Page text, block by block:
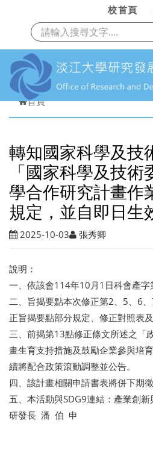
跳到主要內容
校首頁
上一頁
首頁
轉知國家科學及技
「國家科學及技
學合作研究計畫作
規定，並自即日生
2025-10-03 張秀卿
說明：
一、依該會114年10月1日科會產字
二、旨揭要點本次修正第2、5、6
正旨揭要點部分規定、修正對照表
三、前揭第13點修正條文所述之「
畫生育支持措施及鼓勵企業參與培
續將配合政策滾動調整並公告。
四、該計畫相關申請書表將併下期徵
五、本活動與SDG9連結：產業創新
研發長 潘 伯 申